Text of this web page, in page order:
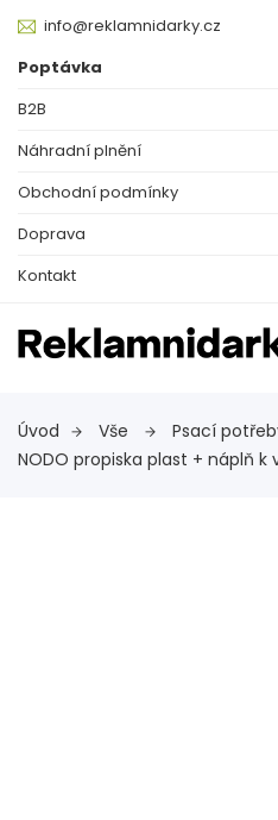
info@reklamnidarky.cz
Poptávka
B2B
Náhradní plnění
Obchodní podmínky
Doprava
Kontakt
Úvod Vše Psací
NODO propiska plast + náplň k